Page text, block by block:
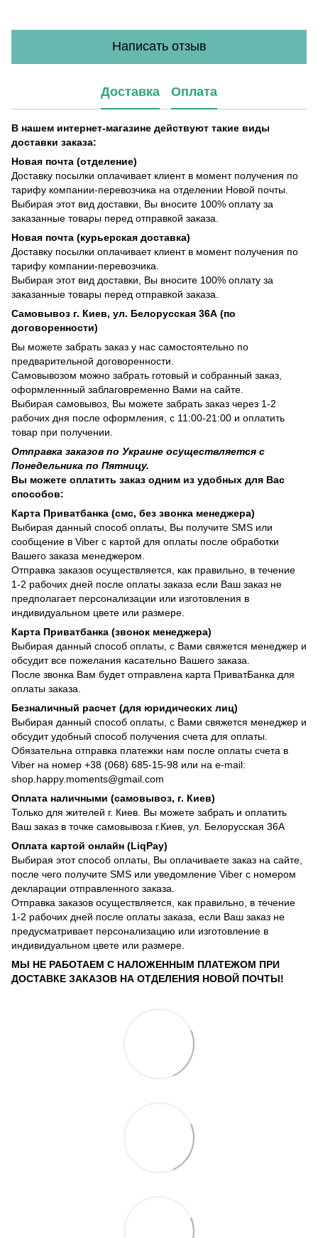
Написать отзыв
Доставка Оплата
В нашем интернет-магазине действуют такие виды
доставки заказа:
Новая почта (отделение)
Доставку посылки оплачивает клиент в момент получения по
тарифу компании-перевозчика на отделении Новой почты.
Выбирая этот вид доставки, Вы вносите 100% оплату за
заказанные товары перед отправкой заказа.
Новая почта (курьерская доставка)
Доставку посылки оплачивает клиент в момент получения по
тарифу компании-перевозчика.
Выбирая этот вид доставки, Вы вносите 100% оплату за
заказанные товары перед отправкой заказа.
Самовывоз г. Киев, ул. Белорусская 36А (по
договоренности)
Вы можете забрать заказ у нас самостоятельно по
предварительной договоренности.
Самовывозом можно забрать готовый и собранный заказ,
оформленнный заблаговременно Вами на сайте.
Выбирая самовывоз, Вы можете забрать заказ через 1-2
рабочих дня после оформления, с 11:00-21:00 и оплатить
товар при получении.
Отправка заказов по Украине осуществляется с
Понедельника по Пятницу.
Вы можете оплатить заказ одним из удобных для Вас
способов:
Карта Приватбанка (смс, без звонка менеджера)
Выбирая данный способ оплаты, Вы получите SMS или
сообщение в Viber с картой для оплаты после обработки
Вашего заказа менеджером.
Отправка заказов осуществляется, как правильно, в течение
1-2 рабочих дней после оплаты заказа если Ваш заказ не
предполагает персонализации или изготовления в
индивидуальном цвете или размере.
Карта Приватбанка (звонок менеджера)
Выбирая данный способ оплаты, с Вами свяжется менеджер и
обсудит все пожелания касательно Вашего заказа.
После звонка Вам будет отправлена карта ПриватБанка для
оплаты заказа.
Безналичный расчет (для юридических лиц)
Выбирая данный способ оплаты, с Вами свяжется менеджер и
обсудит удобный способ получения счета для оплаты.
Обязательна отправка платежки нам после оплаты счета в
Viber на номер +38 (068) 685-15-98 или на e-mail:
shop.happy.moments@gmail.com
Оплата наличными (самовывоз, г. Киев)
Только для жителей г. Киев. Вы можете забрать и оплатить
Ваш заказ в точке самовывоза г.Киев, ул. Белорусская 36А
Оплата картой онлайн (LiqPay)
Выбирая этот способ оплаты, Вы оплачиваете заказ на сайте,
после чего получите SMS или уведомление Viber с номером
декларации отправленного заказа.
Отправка заказов осуществляется, как правильно, в течение
1-2 рабочих дней после оплаты заказа, если Ваш заказ не
предусматривает персонализацию или изготовление в
индивидуальном цвете или размере.
МЫ НЕ РАБОТАЕМ С НАЛОЖЕННЫМ ПЛАТЕЖОМ ПРИ
ДОСТАВКЕ ЗАКАЗОВ НА ОТДЕЛЕНИЯ НОВОЙ ПОЧТЫ!